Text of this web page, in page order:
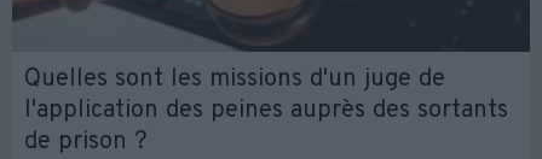
Quelles sont les missions d'un juge de
l'application des peines auprès des sortants
de prison ?